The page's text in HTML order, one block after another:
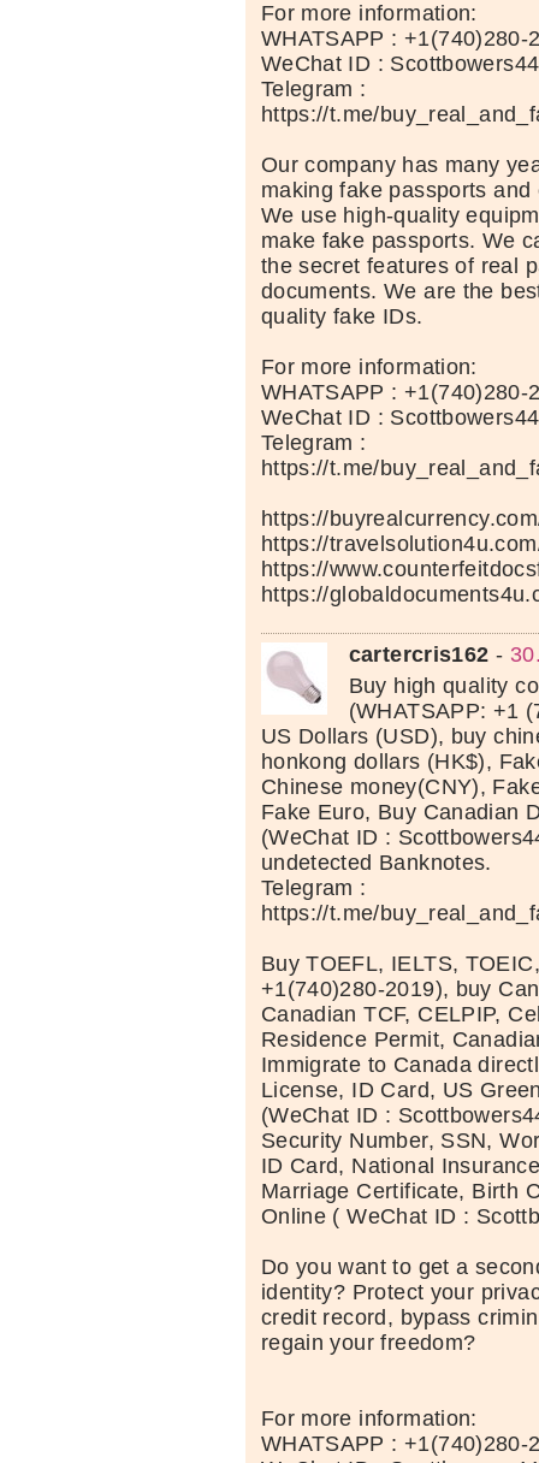
For more information:
WHATSAPP : +1(740)280-
WeChat ID : Scottbowers44
Telegram :
https://t.me/
Our company has many
making fake passports
We use high-quality
make fake passports. We
the secret features of real
documents. We are the
quality fake IDs.
For more information:
WHATSAPP : +1(740)280-
WeChat ID : Scottbowers44
Telegram :
https://t.me/
https://
https://
https://
https://
cartercris162 -
Buy high quality
(WHATSAPP: +1
US Dollars (USD), buy
honkong dollars (HK$),
Chinese money(CNY),
Fake Euro, Buy Canadian
(WeChat ID :
undetected Banknotes.
Telegram :
https://t.me/
Buy TOEFL, IELTS,
+1(740)280-2019), buy
Canadian TCF, CELPIP,
Residence Permit,
Immigrate to Canada
License, ID Card, US
(WeChat ID :
Security Number, SSN,
ID Card, National
Marriage Certificate, Birth
Online ( WeChat ID :
Do you want to get a
identity? Protect your
credit record, bypass
regain your freedom?
For more information:
WHATSAPP : +1(740)280-